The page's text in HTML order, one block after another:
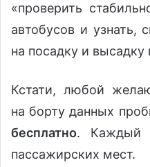
«проверить
автобусов и узнать,
на посадку и высадку
Кстати, любой
на борту данных
бесплатно. Каждый
пассажирских мест.